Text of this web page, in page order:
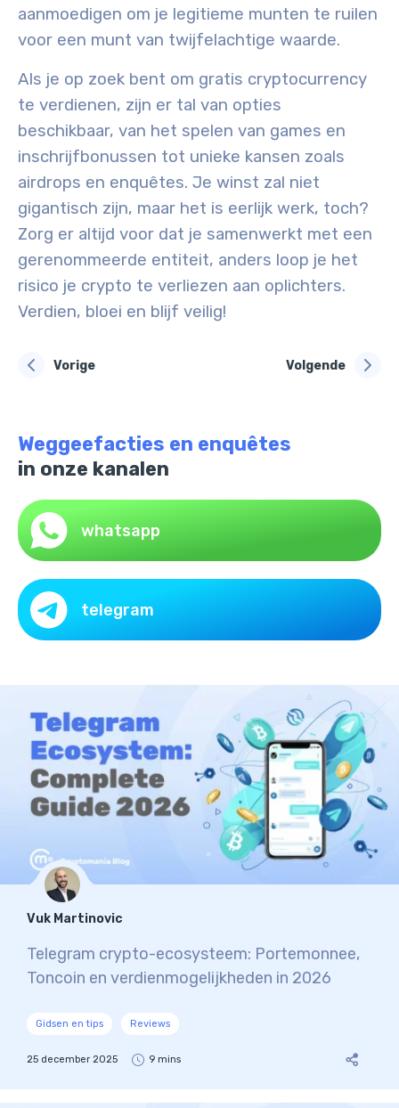
aanmoedigen om je legitieme munten te ruilen
voor een munt van twijfelachtige waarde.
Als je op zoek bent om gratis cryptocurrency
te verdienen, zijn er tal van opties
beschikbaar, van het spelen van games en
inschrijfbonussen tot unieke kansen zoals
airdrops en enquêtes. Je winst zal niet
gigantisch zijn, maar het is eerlijk werk, toch?
Zorg er altijd voor dat je samenwerkt met een
gerenommeerde entiteit, anders loop je het
risico je crypto te verliezen aan oplichters.
Verdien, bloei en blijf veilig!
Vorige Volgende
Weggeefacties en enquêtes
in onze kanalen
whatsapp
telegram
Vuk Martinovic
Telegram crypto-ecosysteem: Portemonnee,
Toncoin en verdienmogelijkheden in 2026
Gidsen en tips Reviews
25 december 2025 9 mins